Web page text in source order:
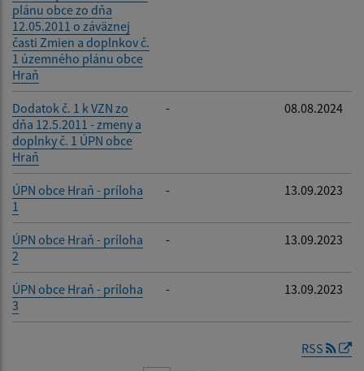
plánu obce zo dňa
12.05.2011 o záväznej
časti Zmien a doplnkov č.
1 územného plánu obce
Hraň
Dodatok č. 1 k VZN zo
dňa 12.5.2011 - zmeny a
doplnky č. 1 ÚPN obce
Hraň
- 08.08.2024
ÚPN obce Hraň - príloha
1
- 13.09.2023
ÚPN obce Hraň - príloha
2
- 13.09.2023
ÚPN obce Hraň - príloha
3
- 13.09.2023
RSS